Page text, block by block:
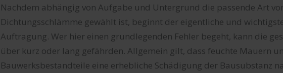
Nachdem abhängig von Aufgabe und Untergrund die passende Art
Dichtungsschlämme gewählt ist, beginnt der eigentliche und
Auftragung. Wer hier einen grundlegenden Fehler begeht, kann die
über kurz oder lang gefährden. Allgemein gilt, dass feuchte Mauern
Bauwerksbestandteile eine erhebliche Schädigung der Bausubstanz